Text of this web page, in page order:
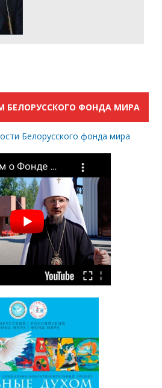
БЕЛОРУССКОГО ФОНДА МИРА
Белорусского фонда мира